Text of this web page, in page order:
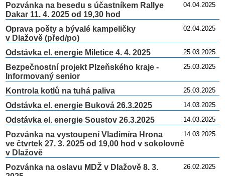
04.04.2025
Pozvánka na besedu s účastníkem Rallye
Dakar 11. 4. 2025 od 19,30 hod
02.04.2025
Oprava pošty a bývalé kampeličky
v Dlažově (před/po)
25.03.2025
Odstávka el. energie Miletice 4. 4. 2025
25.03.2025
Bezpečnostní projekt Plzeňského kraje -
Informovaný senior
25.03.2025
Kontrola kotlů na tuhá paliva
14.03.2025
Odstávka el. energie Buková 26.3.2025
14.03.2025
Odstávka el. energie Soustov 26.3.2025
14.03.2025
Pozvánka na vystoupení Vladimíra Hrona
ve čtvrtek 27. 3. 2025 od 19,00 hod v sokolovně
v Dlažově
26.02.2025
Pozvánka na oslavu MDŽ v Dlažově 8. 3.